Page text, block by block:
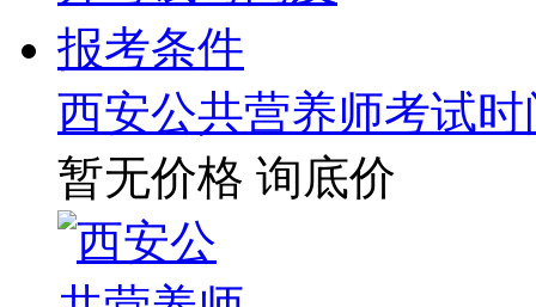
西安公共营养师考试
暂无价格 询底价